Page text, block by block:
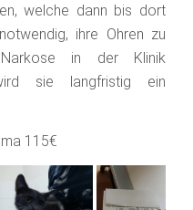
welche dann bis dort
ihre Ohren zu
in der Klinik
sie langfristig ein
115€